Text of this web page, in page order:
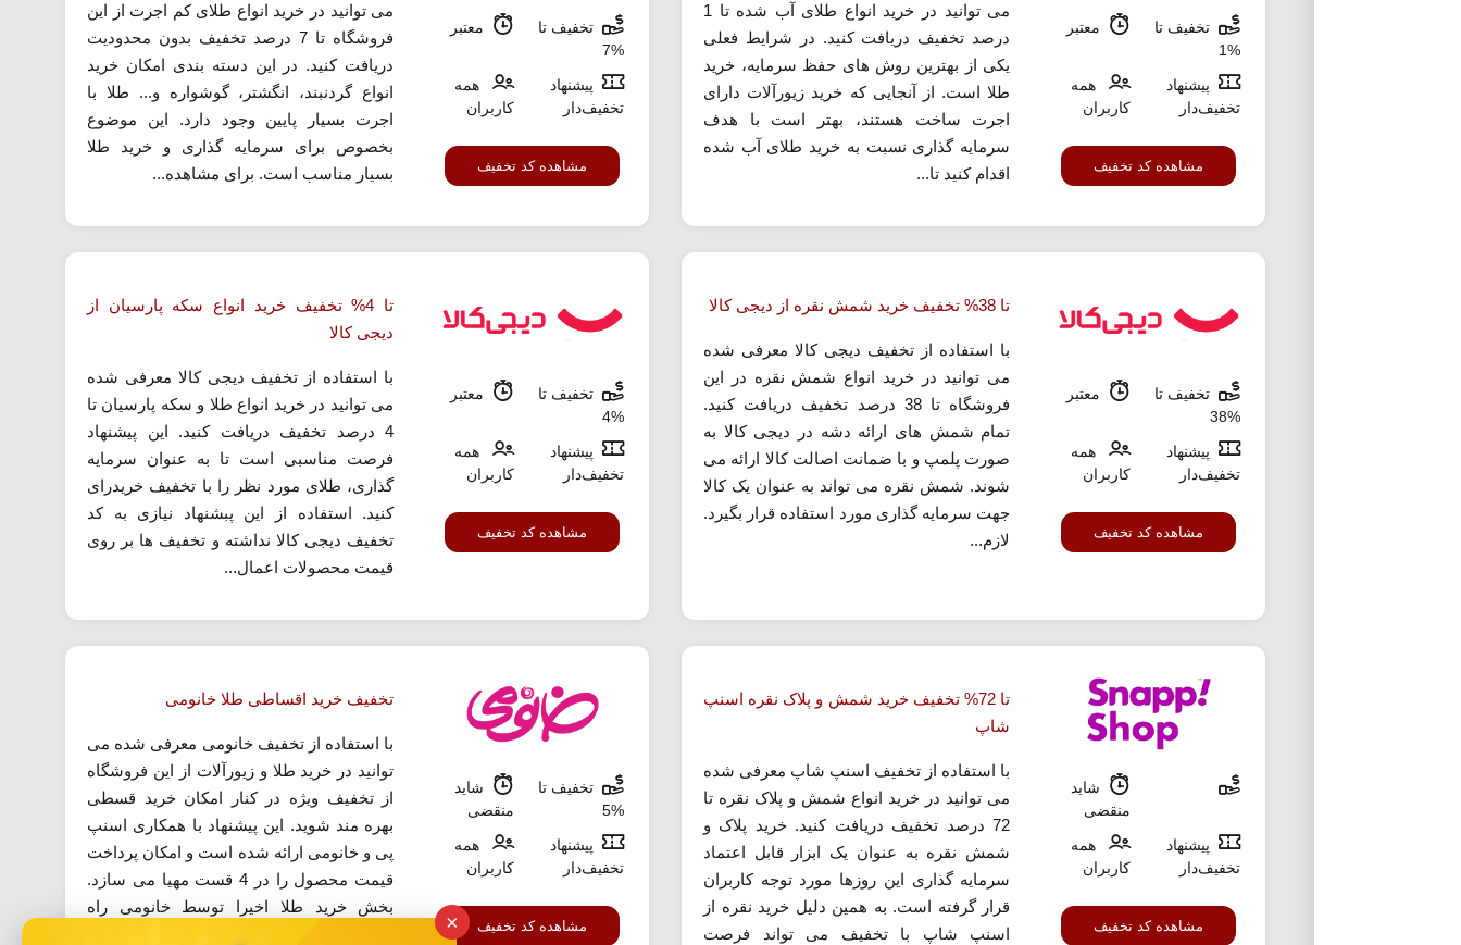
تخفیف تا
%1
معتبر
پیشنهاد
تخفیف‌دار
همه
کاربران
مشاهده کد تخفیف
می توانید در خرید انواع طلای آب شده تا 1
درصد تخفیف دریافت کنید. در شرایط فعلی
یکی از بهترین روش های حفظ سرمایه، خرید
طلا است. از آنجایی که خرید زیورآلات دارای
اجرت ساخت هستند، بهتر است با هدف
سرمایه گذاری نسبت به خرید طلای آب شده
اقدام کنید تا...
تخفیف تا
%7
معتبر
پیشنهاد
تخفیف‌دار
همه
کاربران
مشاهده کد تخفیف
می توانید در خرید انواع طلای کم اجرت از این
فروشگاه تا 7 درصد تخفیف بدون محدودیت
دریافت کنید. در این دسته بندی امکان خرید
انواع گردنبند، انگشتر، گوشواره و... طلا با
اجرت بسیار پایین وجود دارد. این موضوع
بخصوص برای سرمایه گذاری و خرید طلا
بسیار مناسب است. برای مشاهده...
تخفیف تا
%38
معتبر
پیشنهاد
تخفیف‌دار
همه
کاربران
مشاهده کد تخفیف
تا 38% تخفیف خرید شمش نقره از دیجی کالا
با استفاده از تخفیف دیجی کالا معرفی شده
می توانید در خرید انواع شمش نقره در این
فروشگاه تا 38 درصد تخفیف دریافت کنید.
تمام شمش های ارائه دشه در دیجی کالا به
صورت پلمپ و با ضمانت اصالت کالا ارائه می
شوند. شمش نقره می تواند به عنوان یک کالا
جهت سرمایه گذاری مورد استفاده قرار بگیرد.
لازم...
تخفیف تا
%4
معتبر
پیشنهاد
تخفیف‌دار
همه
کاربران
مشاهده کد تخفیف
تا 4% تخفیف خرید انواع سکه پارسیان از
دیجی کالا
با استفاده از تخفیف دیجی کالا معرفی شده
می توانید در خرید انواع طلا و سکه پارسیان تا
4 درصد تخفیف دریافت کنید. این پیشنهاد
فرصت مناسبی است تا به عنوان سرمایه
گذاری، طلای مورد نظر را با تخفیف خریدرای
کنید. استفاده از این پبشنهاد نیازی به کد
تخفیف دیجی کالا نداشته و تخفیف ها بر روی
قیمت محصولات اعمال...
شاید
منقضی
پیشنهاد
تخفیف‌دار
همه
کاربران
مشاهده کد تخفیف
تا 72% تخفیف خرید شمش و پلاک نقره اسنپ
شاپ
با استفاده از تخفیف اسنپ شاپ معرفی شده
می توانید در خرید انواع شمش و پلاک نقره تا
72 درصد تخفیف دریافت کنید. خرید پلاک و
شمش نقره به عنوان یک ابزار قابل اعتماد
سرمایه گذاری این روزها مورد توجه کاربران
قرار گرفته است. به همین دلیل خرید نقره از
اسنپ شاپ با تخفیف می تواند فرصت
تخفیف تا
%5
شاید
منقضی
پیشنهاد
تخفیف‌دار
همه
کاربران
مشاهده کد تخفیف
تخفیف خرید اقساطی طلا خانومی
با استفاده از تخفیف خانومی معرفی شده می
توانید در خرید طلا و زیورآلات از این فروشگاه
از تخفیف ویژه در کنار امکان خرید قسطی
بهره مند شوید. این پیشنهاد با همکاری اسنپ
پی و خانومی ارائه شده است و امکان پرداخت
قیمت محصول را در 4 قست مهیا می سازد.
بخش خرید طلا اخیرا توسط خانومی راه
×